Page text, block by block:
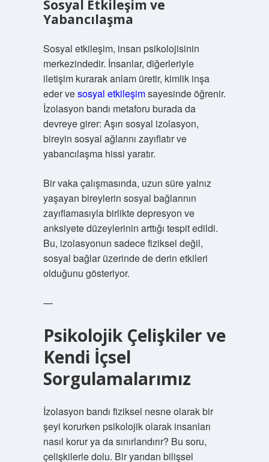
Sosyal Etkileşim ve
Yabancılaşma
Sosyal etkileşim, insan psikolojisinin
merkezindedir. İnsanlar, diğerleriyle
iletişim kurarak anlam üretir, kimlik inşa
eder vesosyal etkileşimsayesinde öğrenir.
İzolasyon bandı metaforu burada da
devreye girer: Aşırı sosyal izolasyon,
bireyin sosyal ağlarını zayıflatır ve
yabancılaşma hissi yaratır.
Bir vaka çalışmasında, uzun süre yalnız
yaşayan bireylerin sosyal bağlarının
zayıflamasıyla birlikte depresyon ve
anksiyete düzeylerinin arttığı tespit edildi.
Bu, izolasyonun sadece fiziksel değil,
sosyal bağlar üzerinde de derin etkileri
olduğunu gösteriyor.
—
Psikolojik Çelişkiler ve
Kendi İçsel
Sorgulamalarımız
İzolasyon bandı fiziksel nesne olarak bir
şeyi korurken psikolojik olarak insanları
nasıl korur ya da sınırlandırır? Bu soru,
çelişkilerle dolu. Bir yandan bilişsel